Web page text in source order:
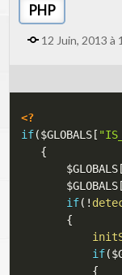
PHP
12 Juin, 2013 à
<?
if($GLOBALS[
{
$GLOBALS[
$GLOBALS[
if( !
{
if(
{